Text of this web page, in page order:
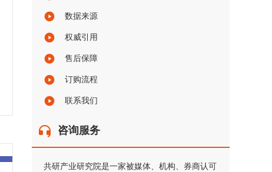
数据来源
权威引用
售后保障
订购流程
联系我们
咨询服务
共研产业研究院是一家被媒体、机构、券商认可